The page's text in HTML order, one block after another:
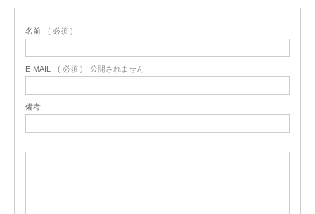
名前 ( 必須 )
E-MAIL ( 必須 ) - 公開されません -
備考